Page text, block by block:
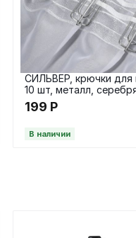
СИЛЬВЕР, крючки для
10 шт, металл,
199 Р
В наличии